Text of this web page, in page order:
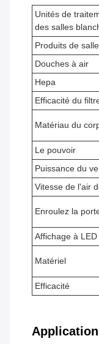
Unités de
des salles
Produits de
Douches à air
Hepa
Efficacité du
Matériau du
Le pouvoir
Puissance du
Vitesse de l'air
Enroulez la
Affichage à LED
Matériel
Efficacité